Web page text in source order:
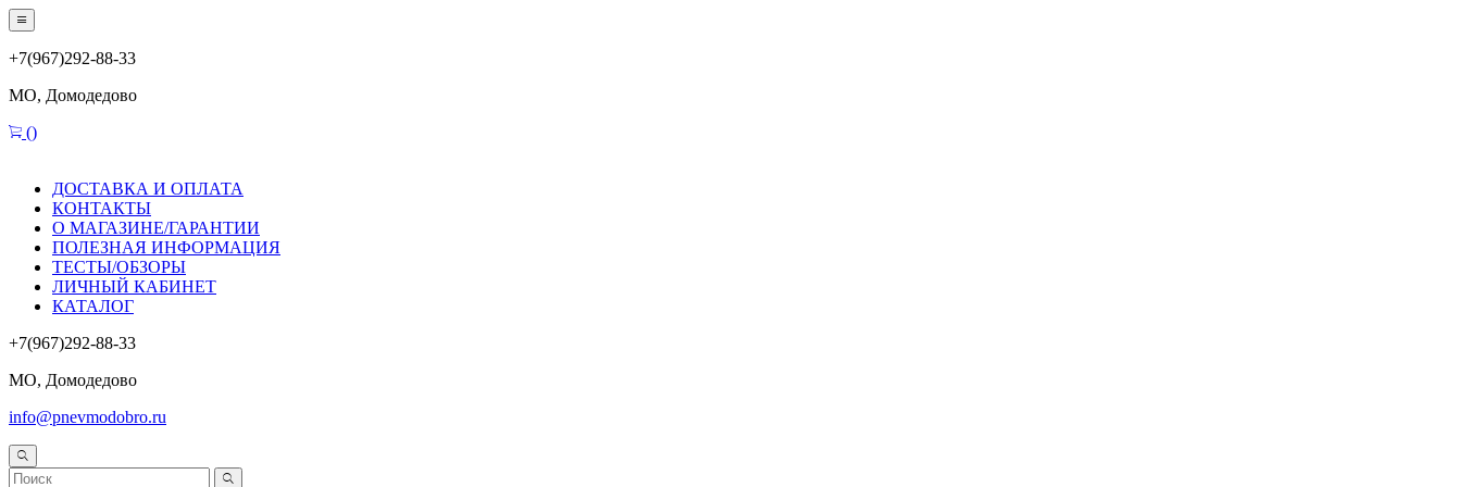
+7(967)292-88-33
МО, Домодедово
()
ДОСТАВКА И ОПЛАТА
КОНТАКТЫ
О МАГАЗИНЕ/ГАРАНТИИ
ПОЛЕЗНАЯ ИНФОРМАЦИЯ
ТЕСТЫ/ОБЗОРЫ
ЛИЧНЫЙ КАБИНЕТ
КАТАЛОГ
+7(967)292-88-33
МО, Домодедово
info@pnevmodobro.ru